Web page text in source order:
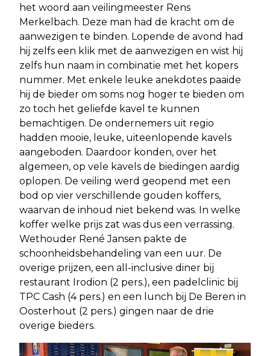
het woord aan veilingmeester Rens
Merkelbach. Deze man had de kracht om de
aanwezigen te binden. Lopende de avond had
hij zelfs een klik met de aanwezigen en wist hij
zelfs hun naam in combinatie met het kopers
nummer. Met enkele leuke anekdotes paaide
hij de bieder om soms nog hoger te bieden om
zo toch het geliefde kavel te kunnen
bemachtigen. De ondernemers uit regio
hadden mooie, leuke, uiteenlopende kavels
aangeboden. Daardoor konden, over het
algemeen, op vele kavels de biedingen aardig
oplopen. De veiling werd geopend met een
bod op vier verschillende gouden koffers,
waarvan de inhoud niet bekend was. In welke
koffer welke prijs zat was dus een verrassing.
Wethouder René Jansen pakte de
schoonheidsbehandeling van een uur. De
overige prijzen, een all-inclusive diner bij
restaurant Irodion (2 pers.), een padelclinic bij
TPC Cash (4 pers.) en een lunch bij De Beren in
Oosterhout (2 pers.) gingen naar de drie
overige bieders.